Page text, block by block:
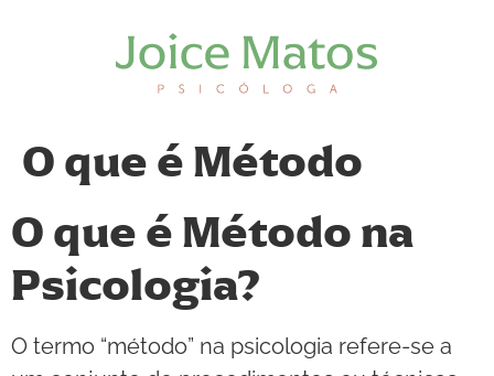
O que é Método
O que é Método na
Psicologia?
O termo “método” na psicologia refere-se a